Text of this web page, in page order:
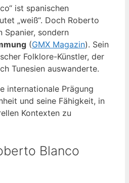
ist spanischen
„weiß“. Doch Roberto
Spanier, sondern
(GMX Magazin). Sein
Folklore-Künstler, der
Tunesien auswanderte.
internationale Prägung
und seine Fähigkeit, in
Kontexten zu
Blanco